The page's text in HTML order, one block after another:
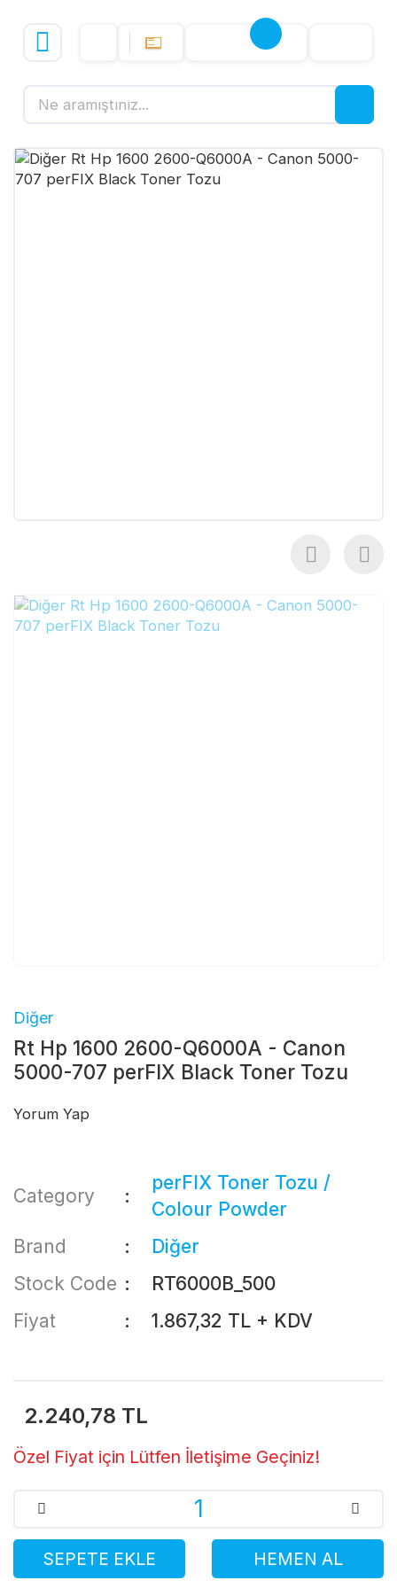
Diğer
Rt Hp 1600 2600-Q6000A - Canon
5000-707 perFIX Black Toner Tozu
Yorum Yap
Category
perFIX Toner Tozu /
Colour Powder
Brand
Diğer
Stock Code
RT6000B_500
Fiyat
1.867,32 TL + KDV
2.240,78 TL
Özel Fiyat için Lütfen İletişime Geçiniz!
SEPETE EKLE HEMEN AL